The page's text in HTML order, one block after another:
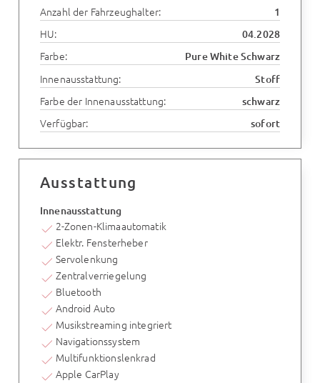
Anzahl der Fahrzeughalter: 1
HU: 04.2028
Farbe: Pure White Schwarz
Innenausstattung: Stoff
Farbe der Innenausstattung: schwarz
Verfügbar: sofort
Ausstattung
Innenausstattung
2-Zonen-Klimaautomatik
Elektr. Fensterheber
Servolenkung
Zentralverriegelung
Bluetooth
Android Auto
Musikstreaming integriert
Navigationssystem
Multifunktionslenkrad
Apple CarPlay